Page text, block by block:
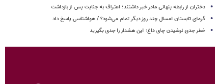
دختران از رابطه پنهانی مادر خبر داشتند؛ اعتراف به جنایت پس از بازداشت
گرمای تابستان امسال چند روز دیگر تمام می‌شود؟ / هواشناسی پاسخ داد
خطر جدی نوشیدن چای داغ؛ این هشدار را جدی بگیرید